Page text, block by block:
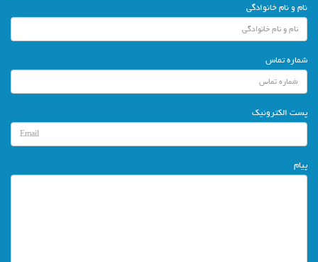
نام و نام خانوادگی
شماره تماس
پست الکترونیک
پیام